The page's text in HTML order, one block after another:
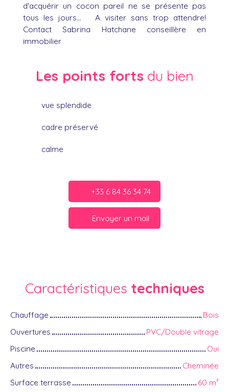
d'acquérir un cocon pareil ne se présente pas
tous les jours... A visiter sans trop attendre!
Contact Sabrina Hatchane conseillère en
immobilier
Les points forts du bien
vue splendide
cadre préservé
calme
+33 6 84 36 34 74
Envoyer un mail
Caractéristiques techniques
Chauffage
Bois
Ouvertures
PVC/Double vitrage
Piscine
Oui
Autres
Cheminée
Surface terrasse
60 m²